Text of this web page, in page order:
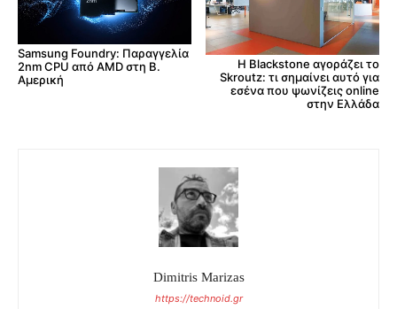
Samsung Foundry: Παραγγελία
2nm CPU από AMD στη Β.
Αμερική
Η Blackstone αγοράζει το
Skroutz: τι σημαίνει αυτό για
εσένα που ψωνίζεις online
στην Ελλάδα
Dimitris Marizas
https://technoid.gr